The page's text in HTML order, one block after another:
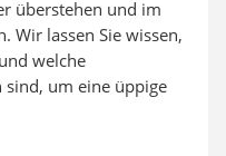
überstehen und im
Wir lassen Sie wissen,
welche
um eine üppige